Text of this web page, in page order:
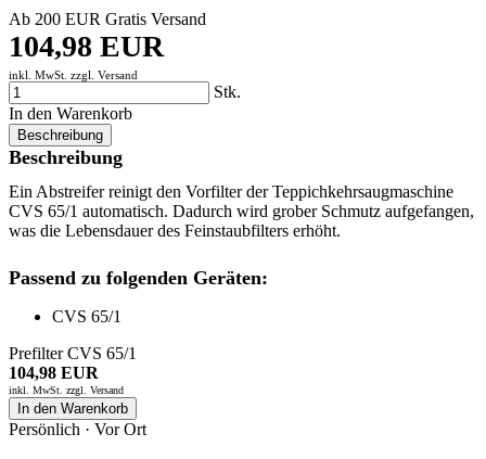
Ab 200 EUR Gratis Versand
104,98 EUR
inkl. MwSt. zzgl. Versand
Stk.
In den Warenkorb
Beschreibung
Beschreibung
Ein Abstreifer reinigt den Vorfilter der Teppichkehrsaugmaschine
CVS 65/1 automatisch. Dadurch wird grober Schmutz aufgefangen,
was die Lebensdauer des Feinstaubfilters erhöht.
Passend zu folgenden Geräten:
CVS 65/1
Prefilter CVS 65/1
104,98 EUR
inkl. MwSt. zzgl. Versand
In den Warenkorb
Persönlich · Vor Ort